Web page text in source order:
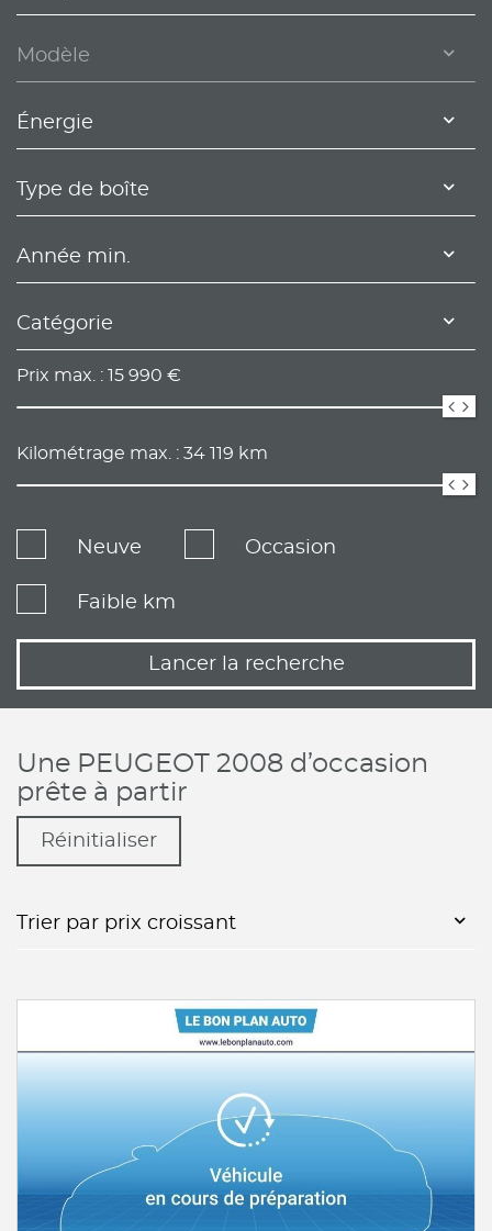
Modèle
Énergie
Type de boîte
Année min.
Catégorie
Prix max. : 15 990 €
Kilométrage max. : 34 119 km
Neuve Occasion
Faible km
Lancer la recherche
Une PEUGEOT 2008 d’occasion
prête à partir
Réinitialiser
Trier par prix croissant